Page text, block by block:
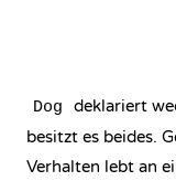
Dog deklariert
besitzt es beides.
Verhalten lebt an